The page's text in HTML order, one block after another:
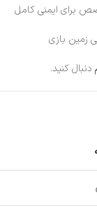
برای ایمنی کامل
زمین بازی
دنبال کنید.